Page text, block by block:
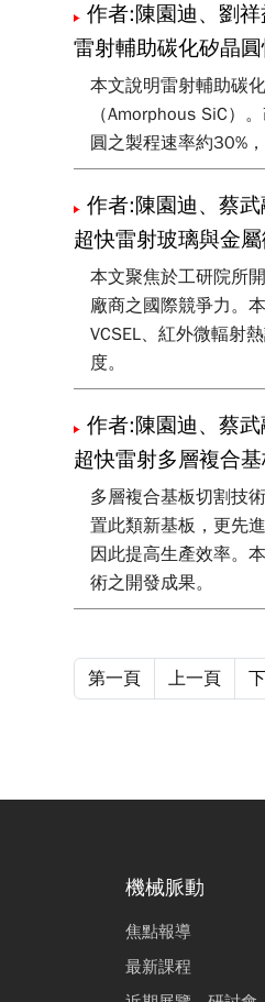
作者:陳園迪、劉
雷射輔助碳化矽晶
本文說明雷射輔助碳
（Amorphous SiC）
圓之製程速率約30%
作者:陳園迪、蔡
超快雷射玻璃與金
本文聚焦於工研院所
廠商之國際競爭力。
VCSEL、紅外微輻射
度。
作者:陳園迪、蔡
超快雷射多層複合
多層複合基板切割技
置此類新基板，更先
因此提高生產效率。
術之開發成果。
第一頁 上一頁
機械脈動
焦點報導
最新課程